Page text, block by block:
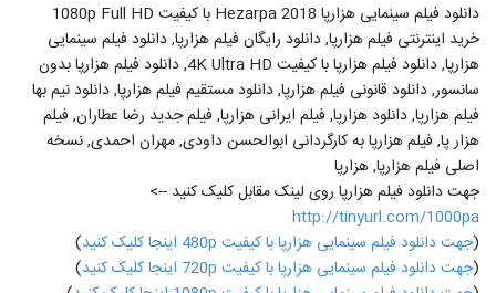
دانلود فیلم سینمایی هزارپا Hezarpa 2018 با کیفیت 1080p Full HD
خرید اینترنتی فیلم هزارپا, دانلود رایگان فیلم هزارپا, دانلود فیلم سینمایی
هزارپا, دانلود فیلم هزارپا با کیفیت 4K Ultra HD, دانلود فیلم هزارپا بدون
سانسور, دانلود قانونی فیلم هزارپا, دانلود مستقیم فیلم هزارپا, دانلود نیم بها
فیلم هزارپا, دانلود هزارپا, فیلم ایرانی هزارپا, فیلم جدید رضا عطاران, فیلم
هزار پا, فیلم هزارپا به کارگردانی ابوالحسن داودی, مهران احمدی, نسخه
اصلی فیلم هزارپا, هزارپا
جهت دانلود فیلم هزارپا روی لینک مقابل کلیک کنید -->
http://tinyurl.com/1000pa
(جهت دانلود فیلم سینمایی هزارپا با کیفیت 480p اینجا کلیک کنید
)
(جهت دانلود فیلم سینمایی هزارپا با کیفیت 720p اینجا کلیک کنید
)